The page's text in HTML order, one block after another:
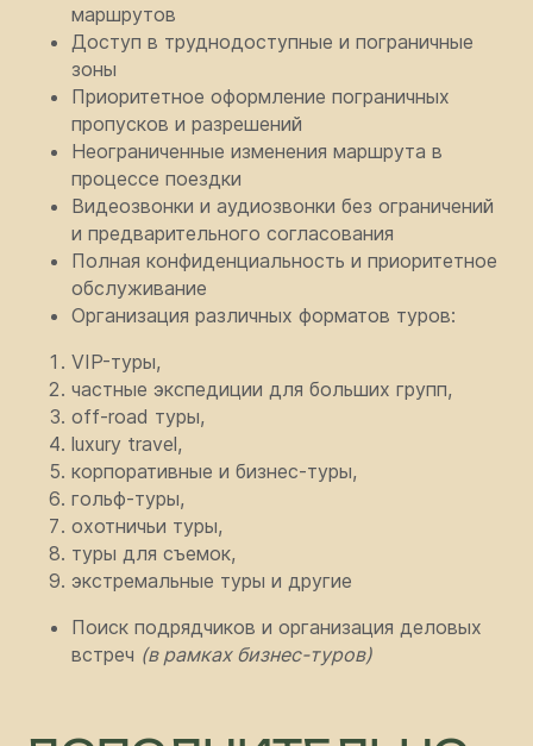
маршрутов
Доступ в труднодоступные и пограничные
зоны
Приоритетное оформление пограничных
пропусков и разрешений
Неограниченные изменения маршрута в
процессе поездки
Видеозвонки и аудиозвонки без ограничений
и предварительного согласования
Полная конфиденциальность и приоритетное
обслуживание
Организация различных форматов туров:
VIP-туры,
частные экспедиции для больших групп,
off-road туры,
luxury travel,
корпоративные и бизнес-туры,
гольф-туры,
охотничьи туры,
туры для съемок,
экстремальные туры и другие
Поиск подрядчиков и организация деловых
встреч (в рамках бизнес-туров)